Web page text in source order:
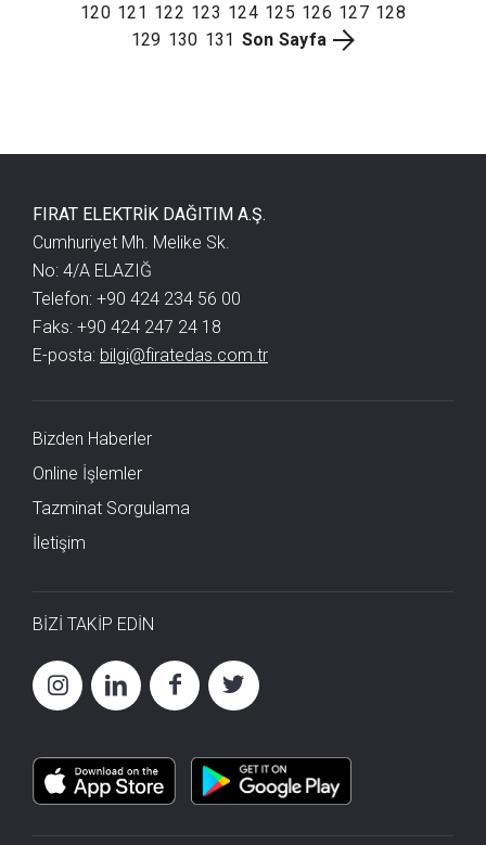
120 121 122 123 124 125 126 127 128
129 130 131 Son Sayfa
FIRAT ELEKTRİK DAĞITIM A.Ş.
Cumhuriyet Mh. Melike Sk.
No: 4/A ELAZIĞ
Telefon: +90 424 234 56 00
Faks: +90 424 247 24 18
E-posta: bilgi@firatedas.com.tr
Bizden Haberler
Online İşlemler
Tazminat Sorgulama
İletişim
BİZİ TAKİP EDİN